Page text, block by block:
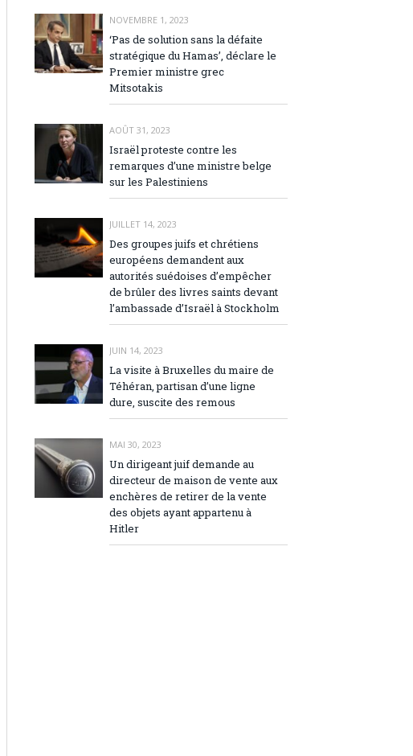
NOVEMBRE 1, 2023
‘Pas de solution sans la défaite
stratégique du Hamas’, déclare le
Premier ministre grec
Mitsotakis
AOÛT 31, 2023
Israël proteste contre les
remarques d’une ministre belge
sur les Palestiniens
JUILLET 14, 2023
Des groupes juifs et chrétiens
européens demandent aux
autorités suédoises d’empêcher
de brûler des livres saints devant
l’ambassade d’Israël à Stockholm
JUIN 14, 2023
La visite à Bruxelles du maire de
Téhéran, partisan d’une ligne
dure, suscite des remous
MAI 30, 2023
Un dirigeant juif demande au
directeur de maison de vente aux
enchères de retirer de la vente
des objets ayant appartenu à
Hitler